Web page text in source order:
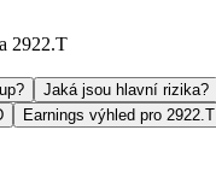
2922.T
Jaká jsou hlavní rizika?
Earnings výhled pro 2922.T